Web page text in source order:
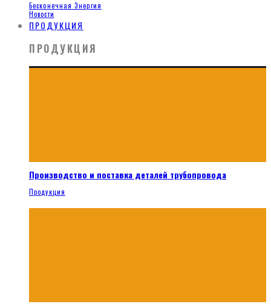
Бесконечная Энергия
Новости
ПРОДУКЦИЯ
ПРОДУКЦИЯ
Производство и поставка деталей трубопровода
Продукция